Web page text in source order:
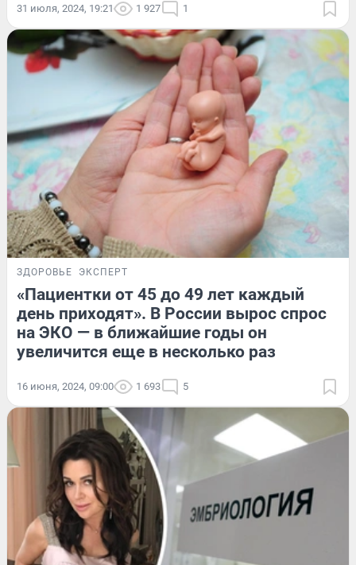
31 июля, 2024, 19:21 1 927 1
ЗДОРОВЬЕ ЭКСПЕРТ
«Пациентки от 45 до 49 лет каждый
день приходят». В России вырос спрос
на ЭКО — в ближайшие годы он
увеличится еще в несколько раз
16 июня, 2024, 09:00 1 693 5